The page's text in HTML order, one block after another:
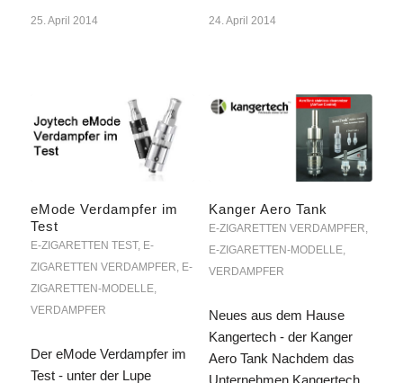
25. April 2014 24. April 2014
eMode Verdampfer im
Test
E-ZIGARETTEN TEST, E-
ZIGARETTEN VERDAMPFER, E-
ZIGARETTEN-MODELLE,
VERDAMPFER
Der eMode Verdampfer im
Test - unter der Lupe
Kanger Aero Tank
E-ZIGARETTEN VERDAMPFER,
E-ZIGARETTEN-MODELLE,
VERDAMPFER
Neues aus dem Hause
Kangertech - der Kanger
Aero Tank Nachdem das